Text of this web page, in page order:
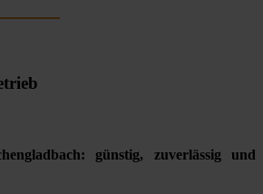
günstig, zuverlässig und